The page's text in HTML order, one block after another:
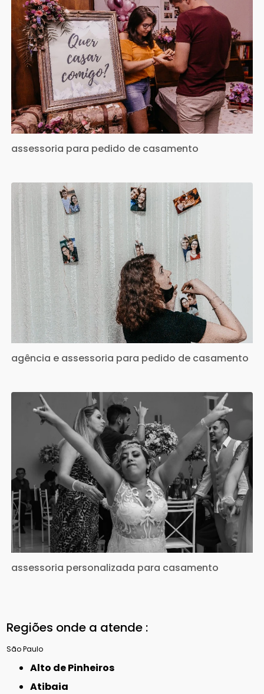
assessoria para pedido de casamento
agência e assessoria para pedido de casamento
assessoria personalizada para casamento
Regiões onde a atende :
São Paulo
Alto de Pinheiros
Atibaia